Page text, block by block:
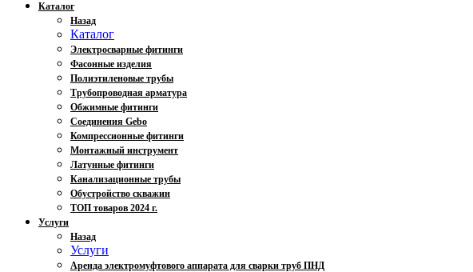
Каталог
Назад
Каталог
Электросварные фитинги
Фасонные изделия
Полиэтиленовые трубы
Трубопроводная арматура
Обжимные фитинги
Соединения Gebo
Компрессионные фитинги
Монтажный инструмент
Латунные фитинги
Канализационные трубы
Обустройство скважин
ТОП товаров 2024 г.
Услуги
Назад
Услуги
Аренда электромуфтового аппарата для сварки труб ПНД